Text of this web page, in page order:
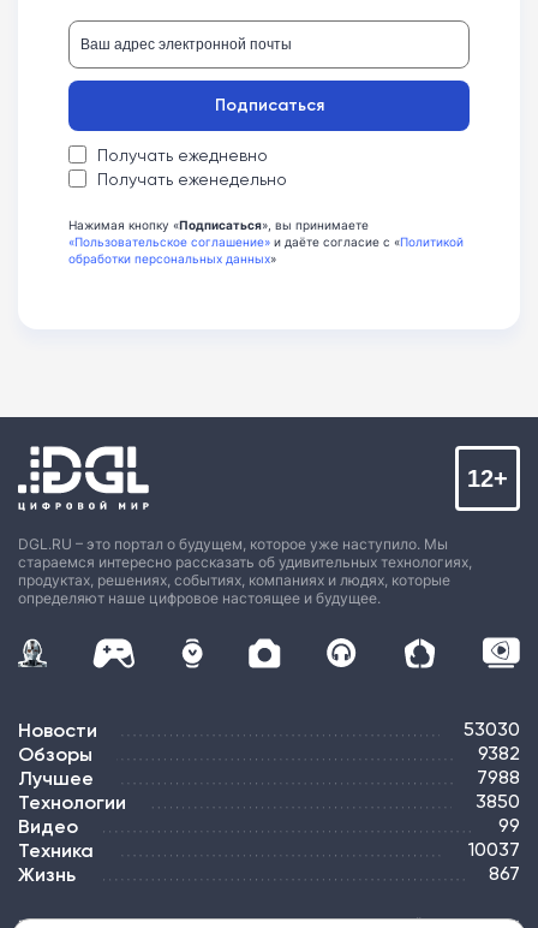
Получать ежедневно
Получать еженедельно
Подписаться
Нажимая кнопку «Подписаться», вы принимаете
«Пользовательское соглашение» и даёте согласие с «Политикой
обработки персональных данных»
DGL.RU – это портал о будущем, которое уже наступило. Мы
стараемся интересно рассказать об удивительных технологиях,
продуктах, решениях, событиях, компаниях и людях, которые
определяют наше цифровое настоящее и будущее.
12+
Новости 53030
Обзоры 9382
Лучшее 7988
Технологии 3850
Видео 99
Техника 10037
Жизнь 867
ПОДПИСКА РЕКЛАМА КОНТАКТЫ КАРТА САЙТА ТЭГИ